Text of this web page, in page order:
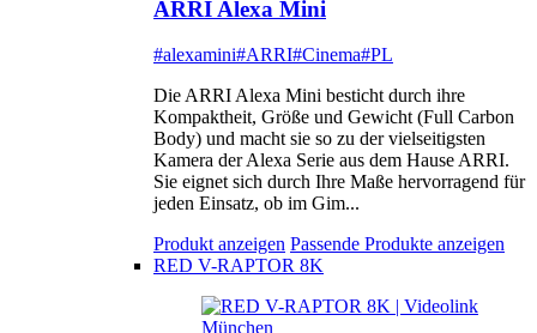
ARRI Alexa Mini
#alexamini#ARRI#Cinema#PL
Die ARRI Alexa Mini besticht durch ihre
Kompaktheit, Größe und Gewicht (Full Carbon
Body) und macht sie so zu der vielseitigsten
Kamera der Alexa Serie aus dem Hause ARRI.
Sie eignet sich durch Ihre Maße hervorragend für
jeden Einsatz, ob im Gim...
Produkt anzeigen Passende Produkte anzeigen
RED V-RAPTOR 8K